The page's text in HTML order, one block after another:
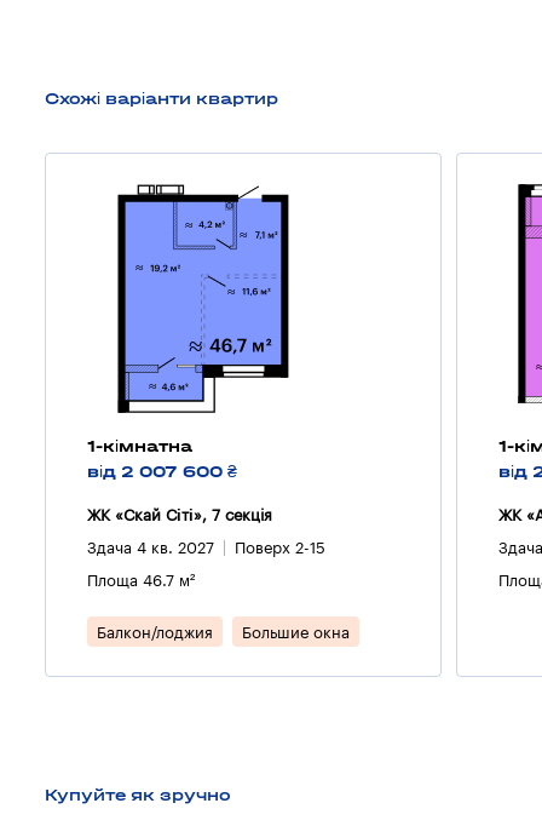
Схожі варіанти квартир
1-кімнатна
від 2 007 600 ₴
ЖК «Скай Сіті», 7 секцiя
Здача 4 кв. 2027 Поверх 2-15
Площа 46.7 м²
Балкон/лоджия Большие окна
1-
від
ЖК
Купуйте як зручно